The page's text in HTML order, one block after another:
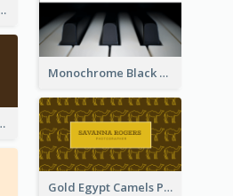
Business Card
Monochrome Black Piano Music Business Card
Business Card
Gold Egypt Camels Patterns Illustration Business Card